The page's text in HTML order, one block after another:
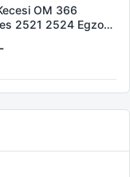
OM 366
2521 2524 Egzost
23 15,00 / 19,00X
| ELRING